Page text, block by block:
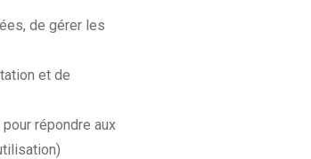
de gérer les
et de
répondre aux